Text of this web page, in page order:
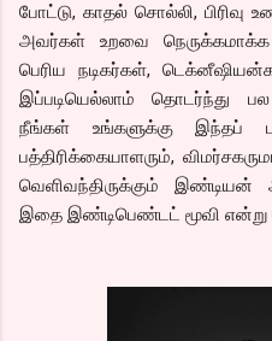
போட்டு, காதல் சொல்லி, பிரிவு
அவர்கள் உறவை நெருக்கமாக்க
பெரிய நடிகர்கள்,
இப்படியெல்லாம் தொடர்ந்து
நீங்கள் உங்களுக்கு இந்தப்
பத்திரிக்கையாளரும்,
வெளிவந்திருக்கும் இண்டியன்
இதை இண்டிபெண்டட் மூவி